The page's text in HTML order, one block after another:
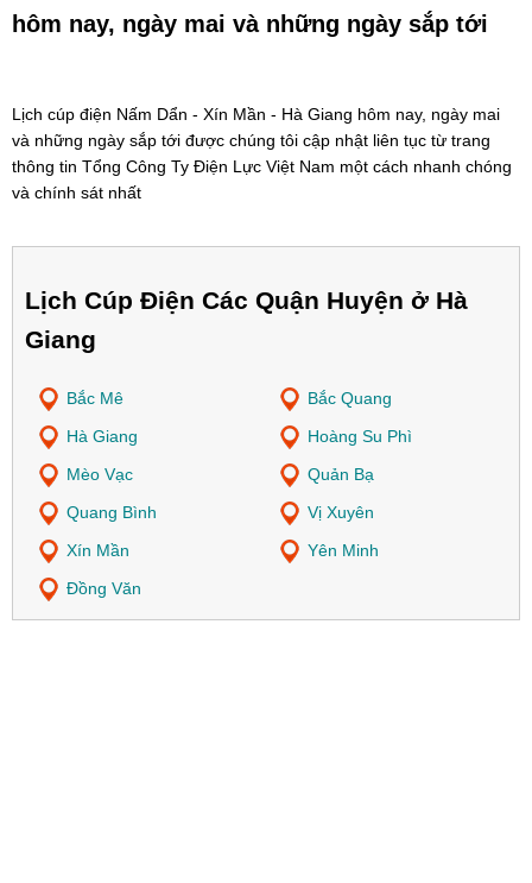
hôm nay, ngày mai và những ngày sắp tới
Lịch cúp điện Nấm Dẩn - Xín Mần - Hà Giang hôm nay, ngày mai
và những ngày sắp tới được chúng tôi cập nhật liên tục từ trang
thông tin Tổng Công Ty Điện Lực Việt Nam một cách nhanh chóng
và chính sát nhất
Lịch Cúp Điện Các Quận Huyện ở Hà
Giang
Bắc Mê
Bắc Quang
Hà Giang
Hoàng Su Phì
Mèo Vạc
Quản Bạ
Quang Bình
Vị Xuyên
Xín Mần
Yên Minh
Đồng Văn